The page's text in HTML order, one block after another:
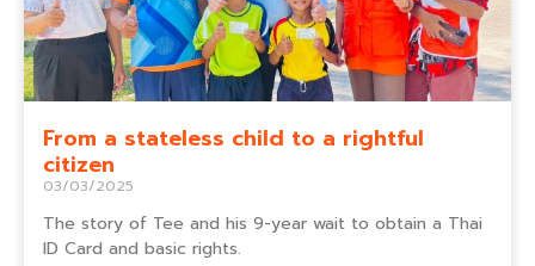
From a stateless child to a rightful
citizen
03/03/2025
The story of Tee and his 9-year wait to obtain a Thai
ID Card and basic rights.